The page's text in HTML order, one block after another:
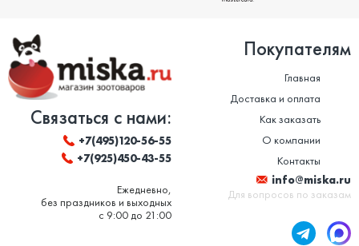
Связаться с нами:
+7(495)120-56-55
+7(925)450-43-55
Ежедневно,
без праздников и выходных
с 9:00 до 21:00
Покупателям
Главная
Доставка и оплата
Как заказать
О компании
Контакты
info@miska.ru
Для вопросов по заказам